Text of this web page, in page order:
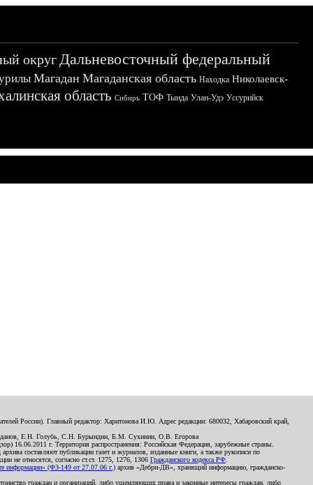
округДальневосточный федеральный
Магадан Магаданская область Находка Николаевск-
область Сибирь ТОФ Тында Улан-Удэ Уссурийск
России). Главный редактор: Харитонова И.Ю. Адрес редакции: 680032, Хабаровский край,
Е.Н. Голубь, С.Н. Бурындин, Б.М. Сухинин, О.В. Егорова
16.06.2011 г. Территория распространения: Российская Федерация, зарубежные страны.
составляют публикации газет и журналов, изданные книги, а также рукописи по
не относятся, согласно ст.ст. 1275, 1276, 1306 Гражданского кодекса РФ
информации» (ФЗ-149 от 27.07.06 г.) архив «Дебри-ДВ», хранящий информацию, гражданско-
граждан и организаций, либо ущемляющих права и законные интересы граждан, либо